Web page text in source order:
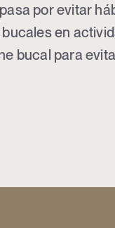
por evitar
en
bucal para